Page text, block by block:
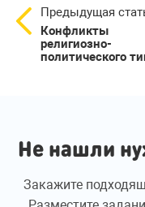
Предыдущая
Конфликты
религиозно-
политического
Не нашли
Закажите